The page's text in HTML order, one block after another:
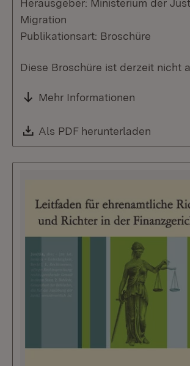
Herausgeber: Ministerium der
Migration
Publikationsart: Broschüre
Diese Broschüre ist derzeit nicht
Mehr Informationen
Download:
Als PDF herunterladen